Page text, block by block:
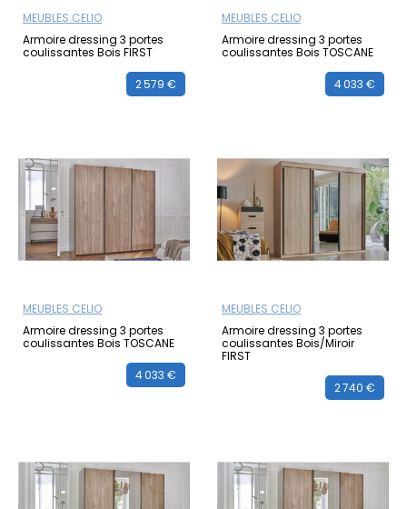
MEUBLES CELIO
Armoire dressing 3 portes
coulissantes Bois FIRST
2 579 €
MEUBLES CELIO
Armoire dressing 3 portes
coulissantes Bois TOSCANE
4 033 €
MEUBLES CELIO
Armoire dressing 3 portes
coulissantes Bois TOSCANE
4 033 €
MEUBLES CELIO
Armoire dressing 3 portes
coulissantes Bois/Miroir
FIRST
2 740 €